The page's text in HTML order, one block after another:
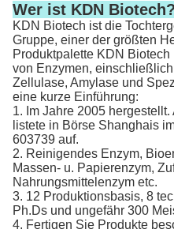
Wer ist KDN Biotech?
KDN Biotech ist die
Gruppe, einer der größten
Produktpalette KDN
von Enzymen,
Zellulase, Amylase und
eine kurze Einführung:
1. Im Jahre 2005
listete in Börse Shanghais
603739 auf.
2. Reinigendes Enzym,
Massen- u. Papierenzym,
Nahrungsmittelenzym etc.
3. 12 Produktionsbasis, 8
Ph.Ds und ungefähr 300
4. Fertigen Sie Produkte